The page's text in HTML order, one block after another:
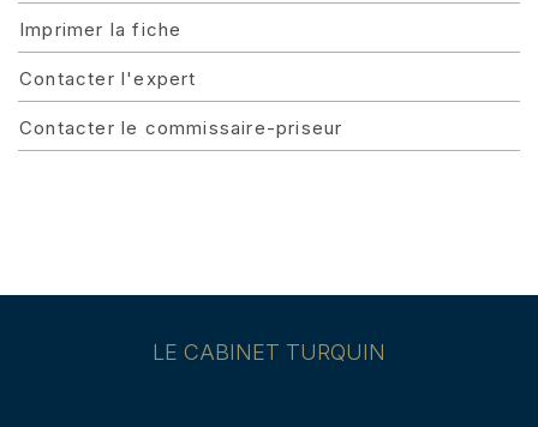
Imprimer la fiche
Contacter l'expert
Contacter le commissaire-priseur
LE CABINET TURQUIN